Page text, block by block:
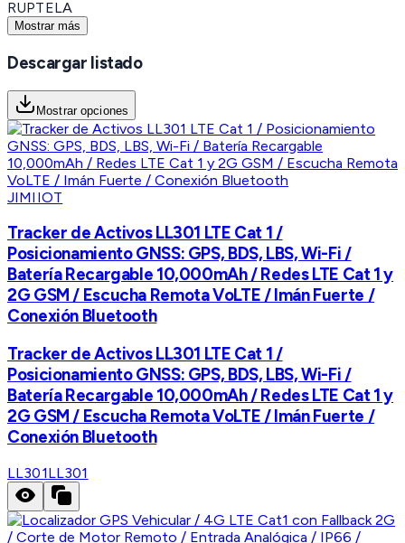
RUPTELA
Mostrar más
Descargar listado
Mostrar opciones
JIMIIOT
Tracker de Activos LL301 LTE Cat 1 /
Posicionamiento GNSS: GPS, BDS, LBS, Wi-Fi /
Batería Recargable 10,000mAh / Redes LTE Cat 1 y
2G GSM / Escucha Remota VoLTE / Imán Fuerte /
Conexión Bluetooth
Tracker de Activos LL301 LTE Cat 1 /
Posicionamiento GNSS: GPS, BDS, LBS, Wi-Fi /
Batería Recargable 10,000mAh / Redes LTE Cat 1 y
2G GSM / Escucha Remota VoLTE / Imán Fuerte /
Conexión Bluetooth
LL301LL301